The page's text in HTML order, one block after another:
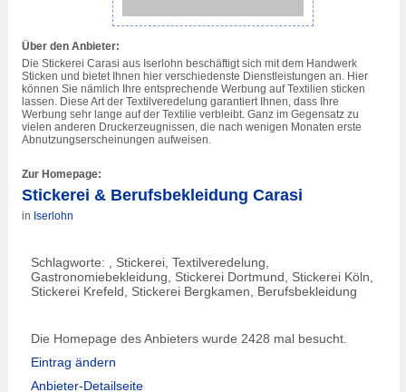
Über den Anbieter:
Die Stickerei Carasi aus Iserlohn beschäftigt sich mit dem Handwerk
Sticken und bietet Ihnen hier verschiedenste Dienstleistungen an. Hier
können Sie nämlich Ihre entsprechende Werbung auf Textilien sticken
lassen. Diese Art der Textilveredelung garantiert Ihnen, dass Ihre
Werbung sehr lange auf der Textilie verbleibt. Ganz im Gegensatz zu
vielen anderen Druckerzeugnissen, die nach wenigen Monaten erste
Abnutzungserscheinungen aufweisen.
Zur Homepage:
Stickerei & Berufsbekleidung Carasi
in Iserlohn
Schlagworte: , Stickerei, Textilveredelung,
Gastronomiebekleidung, Stickerei Dortmund, Stickerei Köln,
Stickerei Krefeld, Stickerei Bergkamen, Berufsbekleidung
Die Homepage des Anbieters wurde 2428 mal besucht.
Eintrag ändern
Anbieter-Detailseite